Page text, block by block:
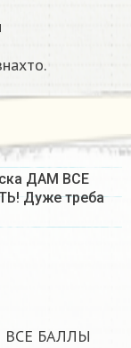
ДАМ ВСЕ
Дуже треба
ВСЕ БАЛЛЫ